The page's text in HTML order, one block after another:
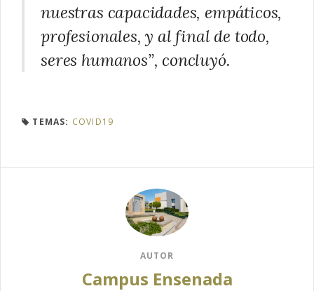
nuestras capacidades, empáticos,
profesionales, y al final de todo,
seres humanos”, concluyó.
TEMAS: COVID19
AUTOR
Campus Ensenada